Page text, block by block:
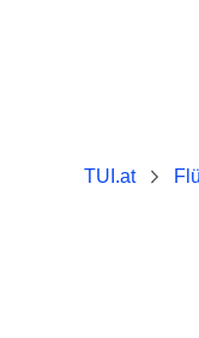
TUI.at